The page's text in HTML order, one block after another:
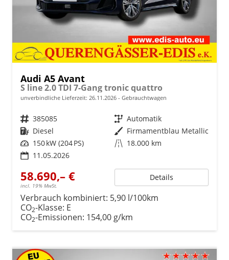
Audi A5 Avant
S line 2.0 TDI 7-Gang tronic quattro
unverbindliche Lieferzeit: 26.11.2026 Gebrauchtwagen
Fahrzeugnr. 385085 Getriebe Automatik
Kraftstoff Diesel Außenfarbe Firmamentblau Metallic
Leistung 150 kW (204 PS) Kilometerstand 18.000 km
11.05.2026
58.690,– €
incl. 19% MwSt.
Details
Verbrauch kombiniert: 5,90 l/100km
CO2-Klasse: E
CO2-Emissionen: 154,00 g/km